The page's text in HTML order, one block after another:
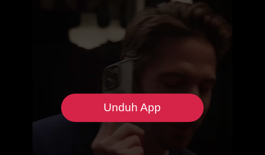
Unduh App